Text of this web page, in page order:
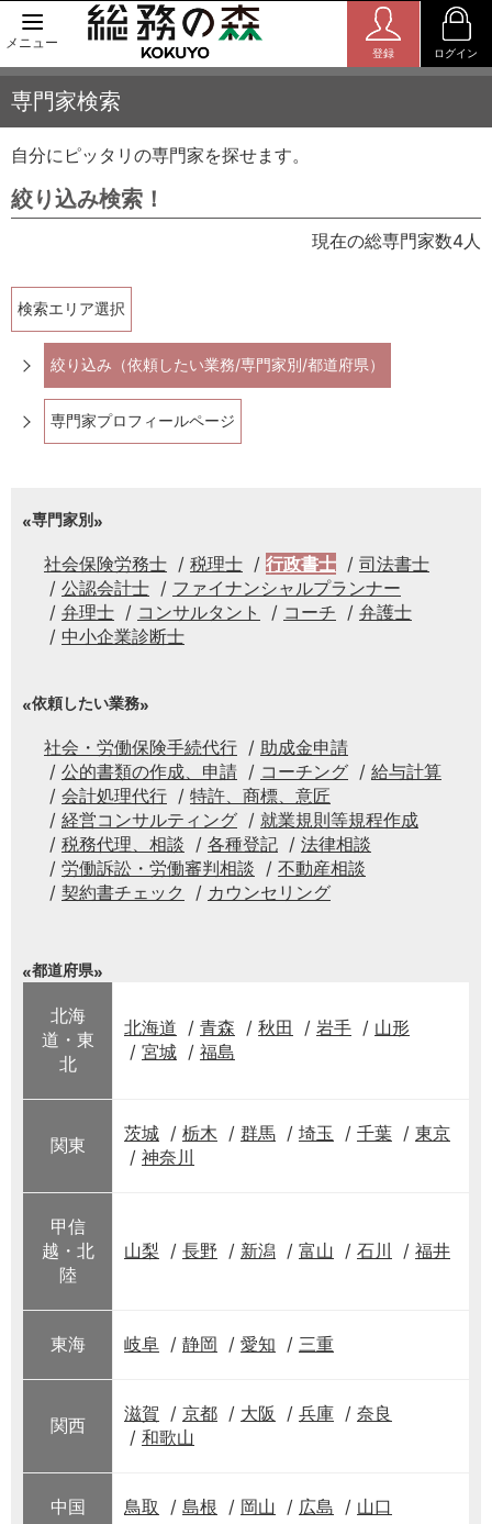
メニュー
登録 ログイン
専門家検索
自分にピッタリの専門家を探せます。
絞り込み検索！
現在の総専門家数4人
検索エリア選択
絞り込み（依頼したい業務/専門家別/都道府県）
専門家プロフィールページ
専門家別
社会保険労務士 税理士 行政書士
司法書士
公認会計士
ファイナンシャルプランナー
弁理士
コンサルタント コーチ
弁護士
中小企業診断士
依頼したい業務
社会・労働保険手続代行
助成金申請
公的書類の作成、申請
コーチング
給与計算
会計処理代行
特許、商標、意匠
経営コンサルティング
就業規則等規程作成
税務代理、相談
各種登記
法律相談
労働訴訟・労働審判相談
不動産相談
契約書チェック
カウンセリング
都道府県
北海
道・東
北
北海道 青森 秋田 岩手
山形
宮城
福島
関東
茨城 栃木 群馬 埼玉 千葉
東京
神奈川
甲信
越・北
陸
山梨 長野 新潟 富山 石川 福井
東海 岐阜 静岡 愛知 三重
関西
滋賀 京都 大阪 兵庫
奈良
和歌山
中国 鳥取 島根 岡山 広島 山口